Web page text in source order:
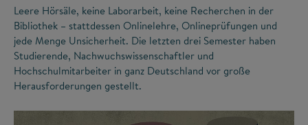
Leere Hörsäle, keine Laborarbeit, keine Recherchen in der
Bibliothek – stattdessen Onlinelehre, Onlineprüfungen und
jede Menge Unsicherheit. Die letzten drei Semester haben
Studierende, Nachwuchswissenschaftler und
Hochschulmitarbeiter in ganz Deutschland vor große
Herausforderungen gestellt.